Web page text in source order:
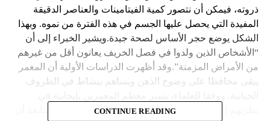
ذروته، فيمكن أن نتصور كمية الفيتامينات والعناصر الدقيقة
المفيدة التي يحصل عليها الجسم في هذه الفترة من نموه. وبهذا
الشكل يوضع حجر الأساس لصحة جيدة.ويشير الخبراء إلى أن
“الأشخاص الذين ولدوا في فصل الخريف يعانون أقل من غيرهم
من الأمراض المزمنة”.وقد أظهرت الدراسات الأولية أن المعمر
يبقى محافظا على وضوح الذهن ويساهم بنشاط في الظروف
نظرتهم إلى الحياة مقارنة بالآخرين. كما كشفت نتائج المتابعة أن
CONTINUE READING